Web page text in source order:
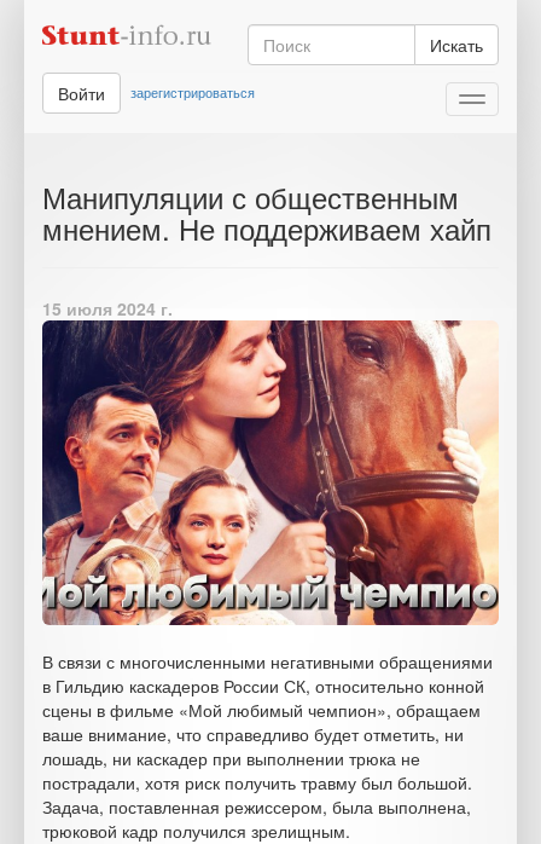
Искать
Toggle
Войти зарегистрироваться
Манипуляции с общественным
мнением. Не поддерживаем хайп
15 июля 2024 г.
В связи с многочисленными негативными обращениями
в Гильдию каскадеров России СК, относительно конной
сцены в фильме «Мой любимый чемпион», обращаем
ваше внимание, что справедливо будет отметить, ни
лошадь, ни каскадер при выполнении трюка не
пострадали, хотя риск получить травму был большой.
Задача, поставленная режиссером, была выполнена,
трюковой кадр получился зрелищным.